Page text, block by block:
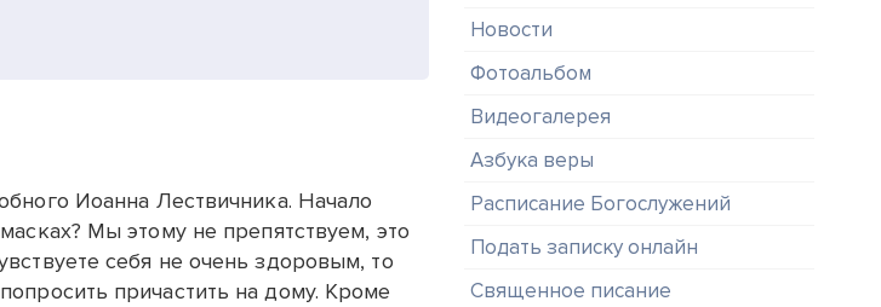
Иоанна Лествичника. Начало
Мы этому не препятствуем, это
себя не очень здоровым, то
причастить на дому. Кроме
Новости
Фотоальбом
Видеогалерея
Азбука веры
Расписание Богослужений
Подать записку онлайн
Священное писание